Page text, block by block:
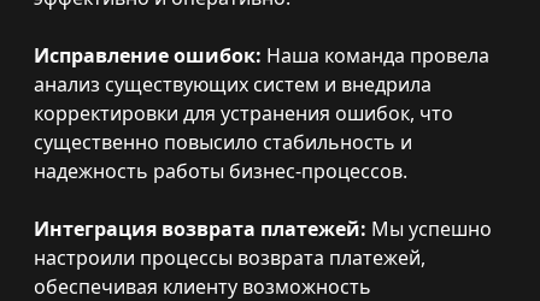
Исправление ошибок: Наша команда провела
анализ существующих систем и внедрила
корректировки для устранения ошибок, что
существенно повысило стабильность и
надежность работы бизнес-процессов.
Интеграция возврата платежей: Мы успешно
настроили процессы возврата платежей,
обеспечивая клиенту возможность